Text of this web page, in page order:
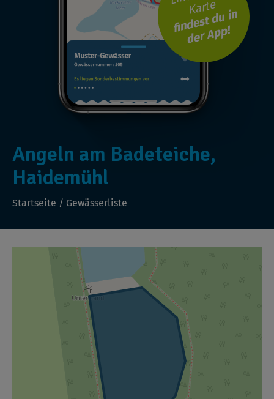
Angeln am Badeteiche,
Haidemühl
Startseite / Gewässerliste
Karte
findest du in
der App!